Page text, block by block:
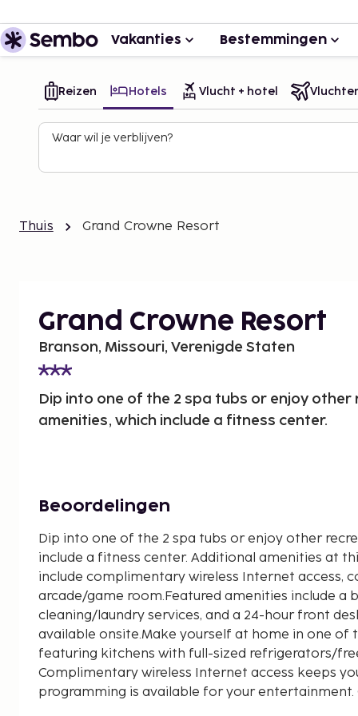
Vakanties Bestemmingen
Reizen Hotels Vlucht + hotel
Waar wil je verblijven?
Thuis Grand Crowne Resort
Grand Crowne Resort
Branson, Missouri, Verenigde Staten
Dip into one of the 2 spa tubs or enjoy other
amenities, which include a fitness center.
Beoordelingen
Dip into one of the 2 spa tubs or enjoy other
include a fitness center. Additional amenities at
include complimentary wireless Internet access,
arcade/game room.Featured amenities include a
cleaning/laundry services, and a 24-hour front
available onsite.Make yourself at home in one of
featuring kitchens with full-sized refrigerators/
Complimentary wireless Internet access keeps
programming is available for your entertainment.